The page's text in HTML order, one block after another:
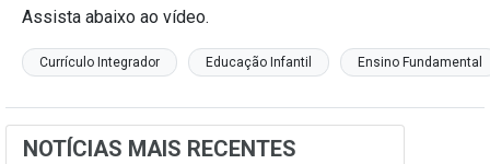
Assista abaixo ao vídeo.
Currículo Integrador Educação Infantil Ensino Fundamental
NOTÍCIAS MAIS RECENTES